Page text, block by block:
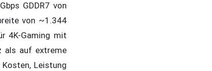
GDDR7 von
von ~1.344
4K-Gaming mit
als auf extreme
Leistung